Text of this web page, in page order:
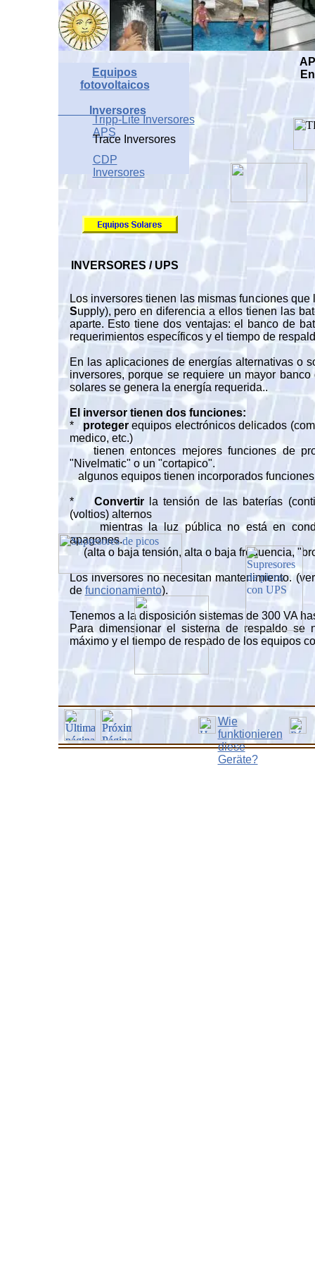
Energía
Equipos
fotovoltaicos
Inversores
Tripp-Lite Inversores
APS
Trace Inversores
INVERSORES / UPS
Los inversores tienen las mismas funciones que
Supply), pero en diferencia a ellos tienen las
aparte. Esto tiene dos ventajas: el banco de
requerimientos específicos y el tiempo de
En las aplicaciones de energías alternativas o
inversores, porque se requiere un mayor
solares se genera la energía requerida..
El inversor tienen dos funciones:
* protegerequipos electrónicos delicados
medico, etc.)
tienen entonces mejores funciones de
"Nivelmatic" o un "cortapico".
algunos equipos tienen incorporados
* Convertirla tensión de las baterías
(voltios) alternos
mientras la luz pública no está en
apagones.
(alta o baja tensión, alta o baja frequencia,
Los inversores no necesitan mantenimiento.
de funcionamiento).
Tenemos a la disposición sistemas de 300 VA
Para dimensionar el sistema de respaldo se
máximo y el tiempo de respado de los equipos
CDP
Inversores
Wie
funktionieren
diese
Geräte?